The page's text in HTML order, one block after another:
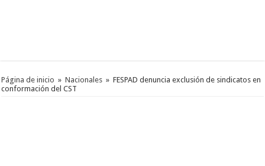
Página de inicio » Nacionales » FESPAD denuncia exclusión de sindicatos en
conformación del CST